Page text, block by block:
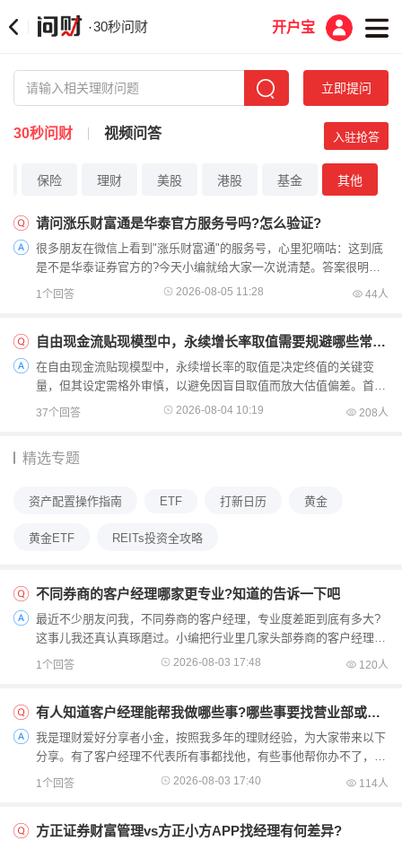
·30秒问财 开户宝
立即提问
30秒问财 视频问答 入驻抢答
保险 理财 美股 港股 基金 其他
请问涨乐财富通是华泰官方服务号吗?怎么验证?
很多朋友在微信上看到"涨乐财富通"的服务号，心里犯嘀咕：这到底
是不是华泰证券官方的?今天小编就给大家一次说清楚。答案很明
确：就是官方服务号涨乐财富通是华泰证券股份有限公司官...
1个回答 2026-08-05 11:28 44人
自由现金流贴现模型中，永续增长率取值需要规避哪些常见误区？
在自由现金流贴现模型中，永续增长率的取值是决定终值的关键变
量，但其设定需格外审慎，以避免因盲目取值而放大估值偏差。首
先，这一数值不应显著超越经济的长期名义增长率，通常应以国...
37个回答 2026-08-04 10:19 208人
精选专题
资产配置操作指南 ETF 打新日历 黄金
黄金ETF REITs投资全攻略
不同券商的客户经理哪家更专业?知道的告诉一下吧
最近不少朋友问我，不同券商的客户经理，专业度差距到底有多大?
这事儿我还真认真琢磨过。小编把行业里几家头部券商的客户经理服
务，从专业能力、特色优势、适合人群三个维度，给你客观...
1个回答 2026-08-03 17:48 120人
有人知道客户经理能帮我做哪些事?哪些事要找营业部或客服?
我是理财爱好分享者小金，按照我多年的理财经验，为大家带来以下
分享。有了客户经理不代表所有事都找他，有些事他帮你办不了，走
错渠道反而耽误时间。小金今天把"找经理"和"找营业部...
1个回答 2026-08-03 17:40 114人
方正证券财富管理vs方正小方APP找经理有何差异?